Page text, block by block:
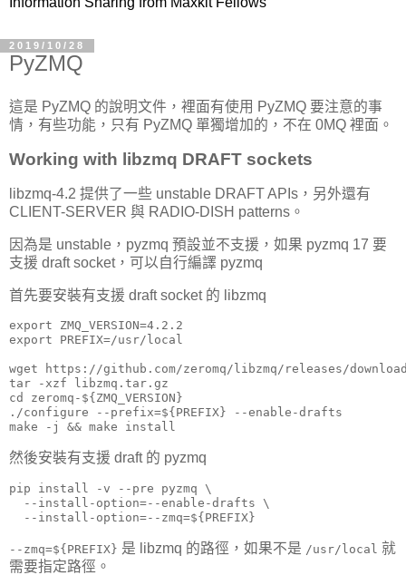
2019/10/28
PyZMQ
這是 PyZMQ 的說明文件，裡面有使用 PyZMQ 要注意的事
情，有些功能，只有 PyZMQ 單獨增加的，不在 0MQ 裡面。
Working with libzmq DRAFT sockets
libzmq-4.2 提供了一些 unstable DRAFT APIs，另外還有
CLIENT-SERVER 與 RADIO-DISH patterns。
因為是 unstable，pyzmq 預設並不支援，如果 pyzmq 17 要
支援 draft socket，可以自行編譯 pyzmq
首先要安裝有支援 draft socket 的 libzmq
export ZMQ_VERSION=4.2.2
export PREFIX=/usr/local
wget https://github.com/zeromq/libzmq/releases/download/
tar -xzf libzmq.tar.gz
cd zeromq-${ZMQ_VERSION}
./configure --prefix=${PREFIX} --enable-drafts
make -j && make install
然後安裝有支援 draft 的 pyzmq
pip install -v --pre pyzmq \
  --install-option=--enable-drafts \
  --install-option=--zmq=${PREFIX}
--zmq=${PREFIX} 是 libzmq 的路徑，如果不是 /usr/local 就
需要指定路徑。